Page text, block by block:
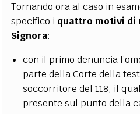
Tornando ora al caso in
specifico i quattro motivi di
Signora:
con il primo denuncia
parte della Corte della
soccorritore del 118, il
presente sul punto della